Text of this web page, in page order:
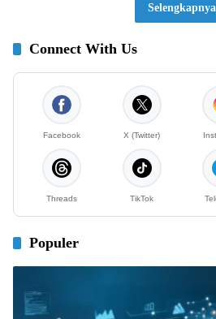
Selengkapnya
Connect With Us
Facebook X (Twitter)
Threads TikTok
Populer